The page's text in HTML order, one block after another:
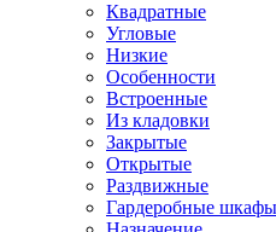
Квадратные
Угловые
Низкие
Особенности
Встроенные
Из кладовки
Закрытые
Открытые
Раздвижные
Гардеробные шкафы